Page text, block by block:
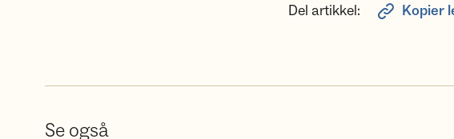
Del artikkel: Kopier
Se også